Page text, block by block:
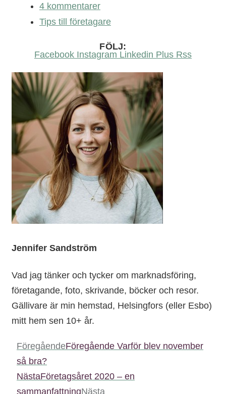
4 kommentarer
Tips till företagare
FÖLJ:
Facebook Instagram Linkedin Plus Rss
Jennifer Sandström
Vad jag tänker och tycker om marknadsföring,
företagande, foto, skrivande, böcker och resor.
Gällivare är min hemstad, Helsingfors (eller Esbo)
mitt hem sen 10+ år.
FöregåendeFöregående Varför blev november
så bra?
NästaFöretagsåret 2020 – en
sammanfattningNästa